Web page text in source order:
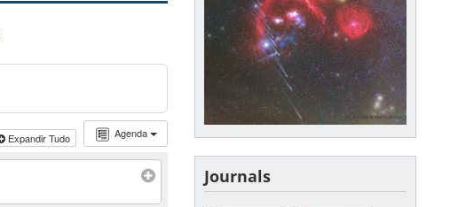
Agenda
Expandir Tudo
Journals